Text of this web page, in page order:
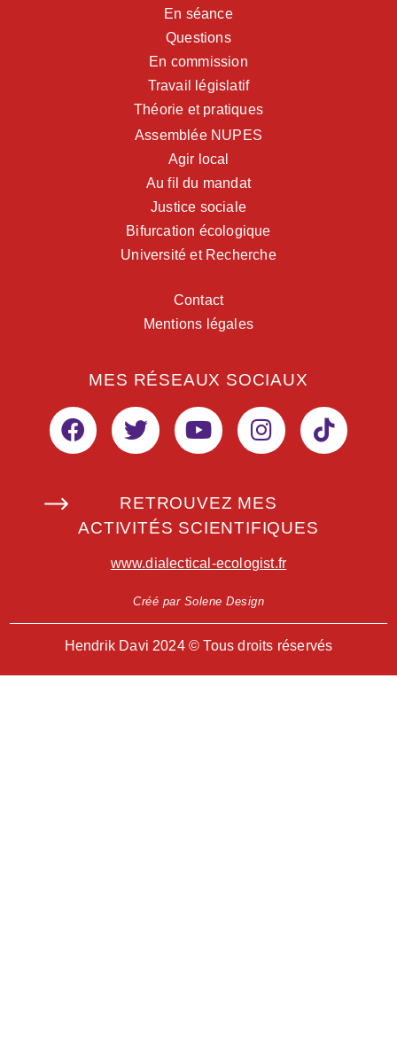
En séance
Questions
En commission
Travail législatif
Théorie et pratiques
Assemblée NUPES
Agir local
Au fil du mandat
Justice sociale
Bifurcation écologique
Université et Recherche
Contact
Mentions légales
MES RÉSEAUX SOCIAUX
RETROUVEZ MES
ACTIVITÉS SCIENTIFIQUES
www.dialectical-ecologist.fr
Créé par Solene Design
Hendrik Davi 2024 © Tous droits réservés